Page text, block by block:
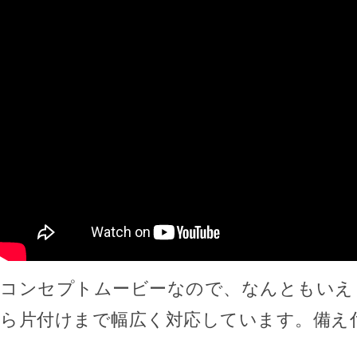
コンセプトムービーなので、なんともい
ら片付けまで幅広く対応しています。備